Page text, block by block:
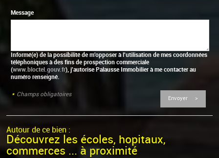
Message
Informé(e) de la possibilité de m'opposer à l'utilisation de mes coordonnées
téléphoniques à des fins de prospection commerciale
(www.bloctel.gouv.fr), j'autorise Palausse Immobilier à me contacter au
numéro renseigné.
* Champs obligatoires
Autour de ce bien :
Découvrez les écoles, hopitaux,
commerces ... à proximité